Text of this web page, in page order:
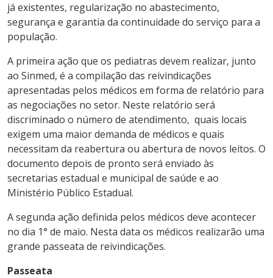
já existentes, regularização no abastecimento,
segurança e garantia da continuidade do serviço para a
população.
A primeira ação que os pediatras devem realizar, junto
ao Sinmed, é a compilação das reivindicações
apresentadas pelos médicos em forma de relatório para
as negociações no setor. Neste relatório será
discriminado o número de atendimento, quais locais
exigem uma maior demanda de médicos e quais
necessitam da reabertura ou abertura de novos leitos. O
documento depois de pronto será enviado às
secretarias estadual e municipal de saúde e ao
Ministério Público Estadual.
A segunda ação definida pelos médicos deve acontecer
no dia 1° de maio. Nesta data os médicos realizarão uma
grande passeata de reivindicações.
Passeata